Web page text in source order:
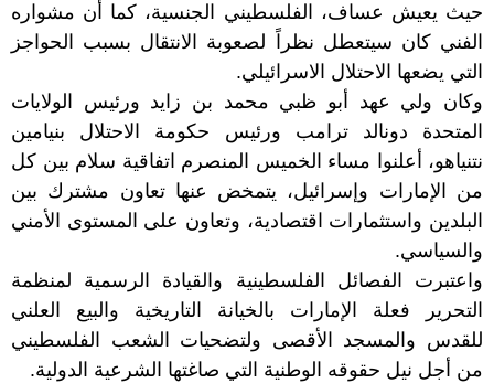
حيث يعيش عساف، الفلسطيني الجنسية، كما أن مشواره
الفني كان سيتعطل نظراً لصعوبة الانتقال بسبب الحواجز
التي يضعها الاحتلال الاسرائيلي.
وكان ولي عهد أبو ظبي محمد بن زايد ورئيس الولايات
المتحدة دونالد ترامب ورئيس حكومة الاحتلال بنيامين
نتنياهو، أعلنوا مساء الخميس المنصرم اتفاقية سلام بين كل
من الإمارات وإسرائيل، يتمخض عنها تعاون مشترك بين
البلدين واستثمارات اقتصادية، وتعاون على المستوى الأمني
والسياسي.
واعتبرت الفصائل الفلسطينية والقيادة الرسمية لمنظمة
التحرير فعلة الإمارات بالخيانة التاريخية والبيع العلني
للقدس والمسجد الأقصى ولتضحيات الشعب الفلسطيني
من أجل نيل حقوقه الوطنية التي صاغتها الشرعية الدولية.